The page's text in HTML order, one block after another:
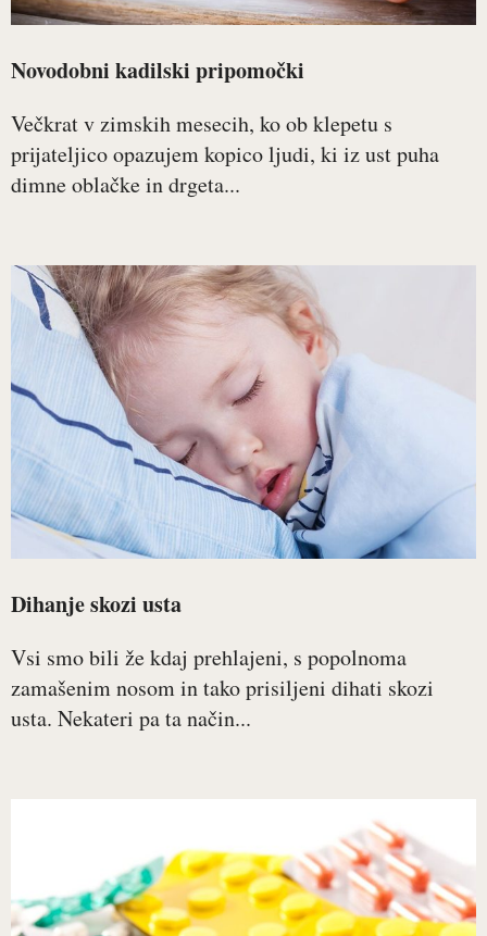
Novodobni kadilski pripomočki
Večkrat v zimskih mesecih, ko ob klepetu s
prijateljico opazujem kopico ljudi, ki iz ust puha
dimne oblačke in drgeta...
Dihanje skozi usta
Vsi smo bili že kdaj prehlajeni, s popolnoma
zamašenim nosom in tako prisiljeni dihati skozi
usta. Nekateri pa ta način...